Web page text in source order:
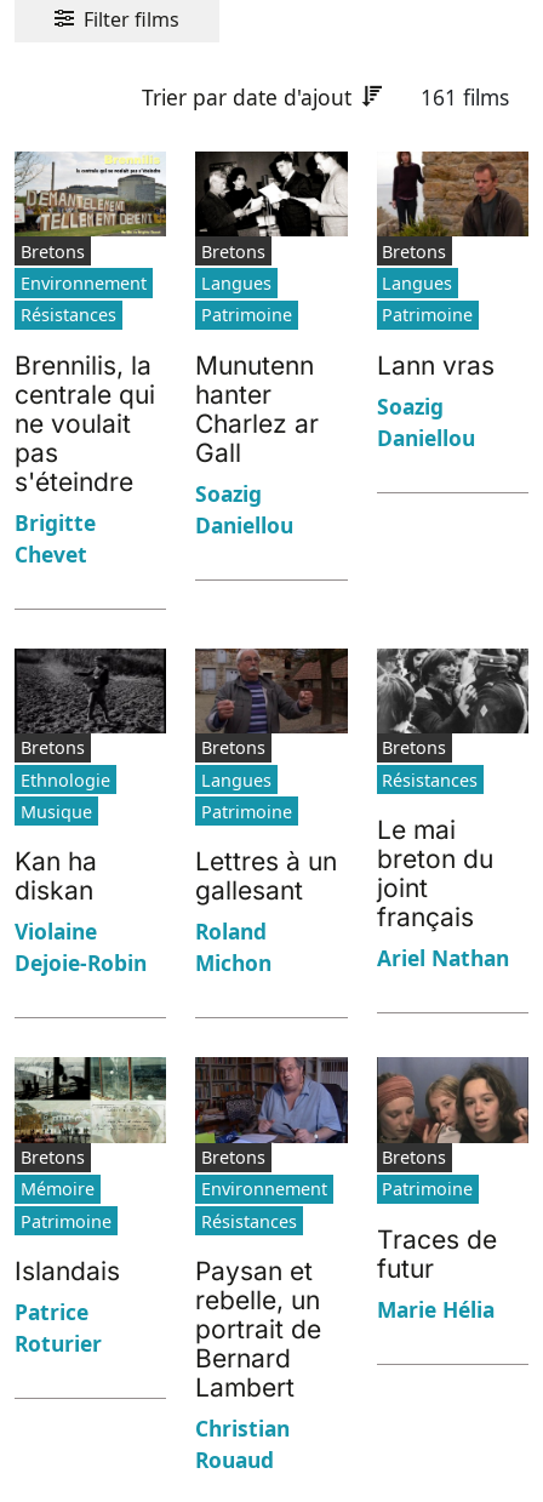
Filter films
Trier par date d'ajout 161 films
Bretons
Environnement
Résistances
Brennilis, la
centrale qui
ne voulait
pas
s'éteindre
Brigitte
Chevet
Bretons
Langues
Patrimoine
Munutenn
hanter
Charlez ar
Gall
Soazig
Daniellou
Bretons
Langues
Patrimoine
Lann vras
Soazig
Daniellou
Bretons
Ethnologie
Musique
Kan ha
diskan
Violaine
Dejoie-Robin
Bretons
Langues
Patrimoine
Lettres à un
gallesant
Roland
Michon
Bretons
Résistances
Le mai
breton du
joint
français
Ariel Nathan
Bretons
Mémoire
Patrimoine
Islandais
Patrice
Roturier
Bretons
Environnement
Résistances
Paysan et
rebelle, un
portrait de
Bernard
Lambert
Christian
Rouaud
Bretons
Patrimoine
Traces de
futur
Marie Hélia